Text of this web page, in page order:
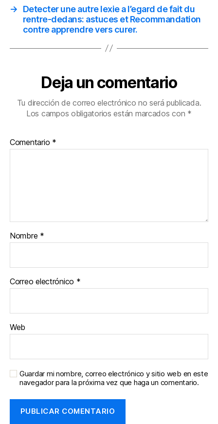
→
Detecter une autre lexie a l’egard de fait du
rentre-dedans: astuces et Recommandation
contre apprendre vers curer.
Deja un comentario
Tu dirección de correo electrónico no será publicada.
Los campos obligatorios están marcados con *
Comentario *
Nombre *
Correo electrónico *
Web
Guardar mi nombre, correo electrónico y sitio web en este
navegador para la próxima vez que haga un comentario.